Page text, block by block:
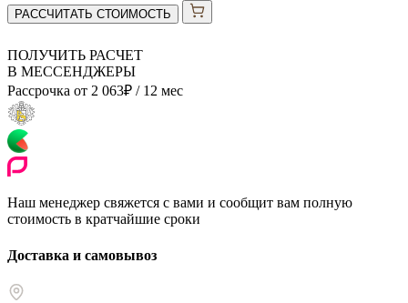
РАССЧИТАТЬ СТОИМОСТЬ
ПОЛУЧИТЬ РАСЧЕТ
В МЕССЕНДЖЕРЫ
Рассрочка от 2 063₽ / 12 мес
Наш менеджер свяжется с вами и сообщит вам полную
стоимость в кратчайшие сроки
Доставка и самовывоз